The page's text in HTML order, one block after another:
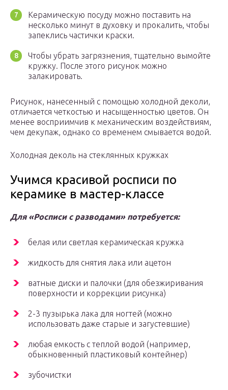
Керамическую посуду можно поставить на
несколько минут в духовку и прокалить, чтобы
запеклись частички краски.
Чтобы убрать загрязнения, тщательно вымойте
кружку. После этого рисунок можно
залакировать.
Рисунок, нанесенный с помощью холодной деколи,
отличается четкостью и насыщенностью цветов. Он
менее восприимчив к механическим воздействиям,
чем декупаж, однако со временем смывается водой.
Холодная деколь на стеклянных кружках
Учимся красивой росписи по
керамике в мастер-классе
Для «Росписи с разводами» потребуется:
белая или светлая керамическая кружка
жидкость для снятия лака или ацетон
ватные диски и палочки (для обезжиривания
поверхности и коррекции рисунка)
2-3 пузырька лака для ногтей (можно
использовать даже старые и загустевшие)
любая емкость с теплой водой (например,
обыкновенный пластиковый контейнер)
зубочистки